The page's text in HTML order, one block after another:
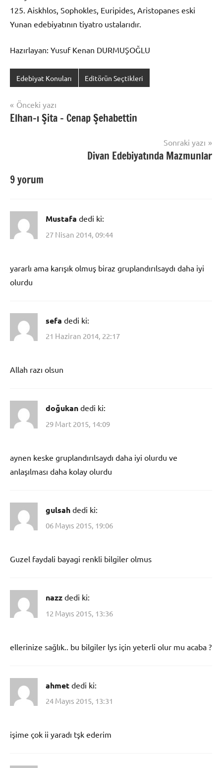
125. Aiskhlos, Sophokles, Euripides, Aristopanes eski
Yunan edebiyatının tiyatro ustalarıdır.
Hazırlayan: Yusuf Kenan DURMUŞOĞLU
Edebiyat Konuları Editörün Seçtikleri
Yazı
gezinmesi
Önceki yazı
Elhan-ı Şita – Cenap Şehabettin
Sonraki yazı
Divan Edebiyatında Mazmunlar
9 yorum
Mustafa dedi ki:
27 Nisan 2014, 09:44
yararlı ama karışık olmuş biraz gruplandırılsaydı daha iyi
olurdu
sefa dedi ki:
21 Haziran 2014, 22:17
Allah razı olsun
doğukan dedi ki:
29 Mart 2015, 14:09
aynen keske gruplandırılsaydı daha iyi olurdu ve
anlaşılması daha kolay olurdu
gulsah dedi ki:
06 Mayıs 2015, 19:06
Guzel faydali bayagi renkli bilgiler olmus
nazz dedi ki:
12 Mayıs 2015, 13:36
ellerinize sağlık.. bu bilgiler lys için yeterli olur mu acaba ?
ahmet dedi ki:
24 Mayıs 2015, 13:31
işime çok ii yaradı tşk ederim